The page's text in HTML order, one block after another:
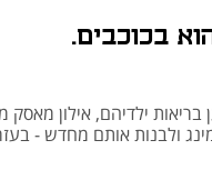
בכוכבים.
ילדיהם, אילון מאסק
ולבנות אותם מחדש -